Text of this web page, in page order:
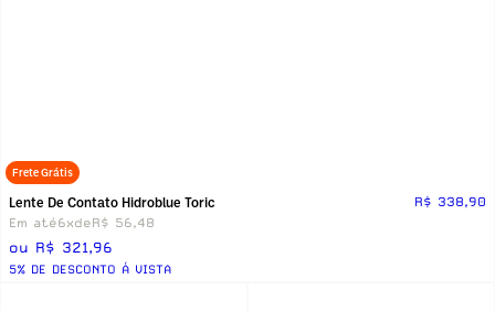
Frete Grátis
Lente De Contato Hidroblue Toric
R$ 338,90
Em até6xdeR$ 56,48
ou R$ 321,96
5% DE DESCONTO Á VISTA